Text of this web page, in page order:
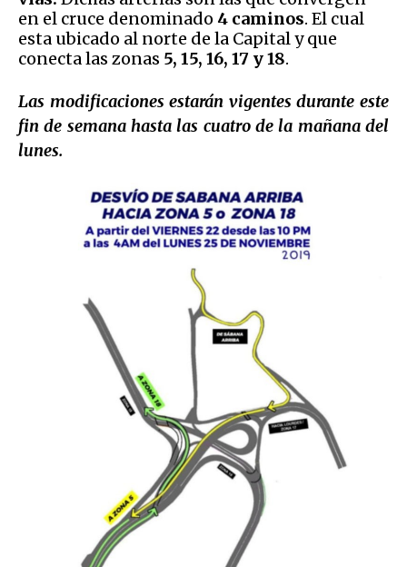
en el cruce denominado 4 caminos. El cual
esta ubicado al norte de la Capital y que
conecta las zonas 5, 15, 16, 17 y 18.
Las modificaciones estarán vigentes durante este
fin de semana hasta las cuatro de la mañana del
lunes.